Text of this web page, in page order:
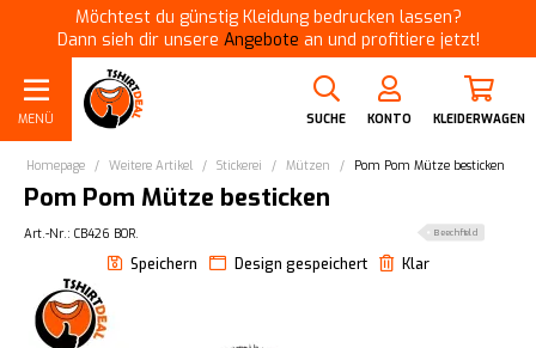
Möchtest du günstig Kleidung bedrucken lassen?
Dann sieh dir unsere Angebote an und profitiere jetzt!
MENÜ SUCHE KONTO KLEIDERWAGEN
Homepage / Weitere Artikel / Stickerei / Mützen / Pom Pom Mütze besticken
Pom Pom Mütze besticken
Beechfield
Art.-Nr.: CB426 BOR.
Speichern Design gespeichert Klar